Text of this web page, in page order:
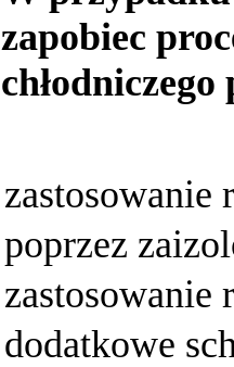
zapobiec
chłodniczego
zastosowanie
poprzez
zastosowanie
dodatkowe